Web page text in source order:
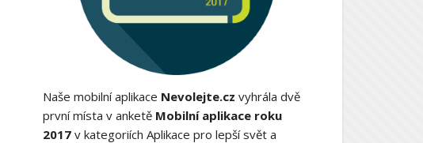
Naše mobilní aplikace Nevolejte.cz vyhrála dvě
první místa v anketě Mobilní aplikace roku
2017v kategoriích Aplikace pro lepší svět a